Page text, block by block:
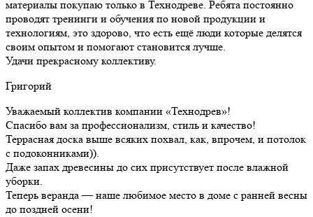
материалы покупаю только в Технодреве. Ребята постоянно
проводят тренинги и обучения по новой продукции и
технологиям, это здорово, что есть ещё люди которые делятся
своим опытом и помогают становится лучше.
Удачи прекрасному коллективу.
Григорий
Уважаемый коллектив компании «Технодрев»!
Спасибо вам за профессионализм, стиль и качество!
Террасная доска выше всяких похвал, как, впрочем, и потолок
с подоконниками)).
Даже запах древесины до сих присутствует после влажной
уборки.
Теперь веранда — наше любимое место в доме с ранней весны
до поздней осени!